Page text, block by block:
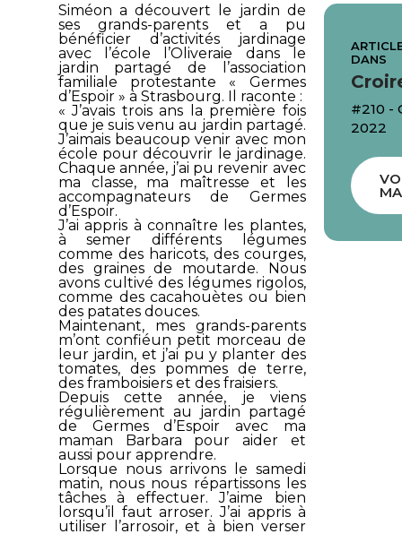
Siméon a découvert le jardin de
ses grands-parents et a pu
bénéficier d’activités jardinage
avec l’école l’Oliveraie dans le
jardin partagé de l’association
familiale protestante « Germes
d’Espoir» à Strasbourg. Il raconte :
« J’avais trois ans la première fois
que je suis venu au jardin partagé.
J’aimais beaucoup venir avec mon
école pour découvrir le jardinage.
Chaque année, j’ai pu revenir avec
ma classe, ma maîtresse et les
accompagnateurs de Germes
d’Espoir.
J’ai appris à connaître les plantes,
à semer différents légumes
comme des haricots, des courges,
des graines de moutarde. Nous
avons cultivé des légumes rigolos,
comme des cacahouètes ou bien
des patates douces.
Maintenant, mes grands-parents
m’ont confiéun petit morceau de
leur jardin, et j’ai pu y planter des
tomates, des pommes de terre,
des framboisiers et des fraisiers.
Depuis cette année, je viens
régulièrement au jardin partagé
de Germes d’Espoir avec ma
maman Barbara pour aider et
aussi pour apprendre.
Lorsque nous arrivons le samedi
matin, nous nous répartissons les
tâches à effectuer. J’aime bien
lorsqu’il faut arroser. J’ai appris à
utiliser l’arrosoir, et à bien verser
DANS
#210 -
2022